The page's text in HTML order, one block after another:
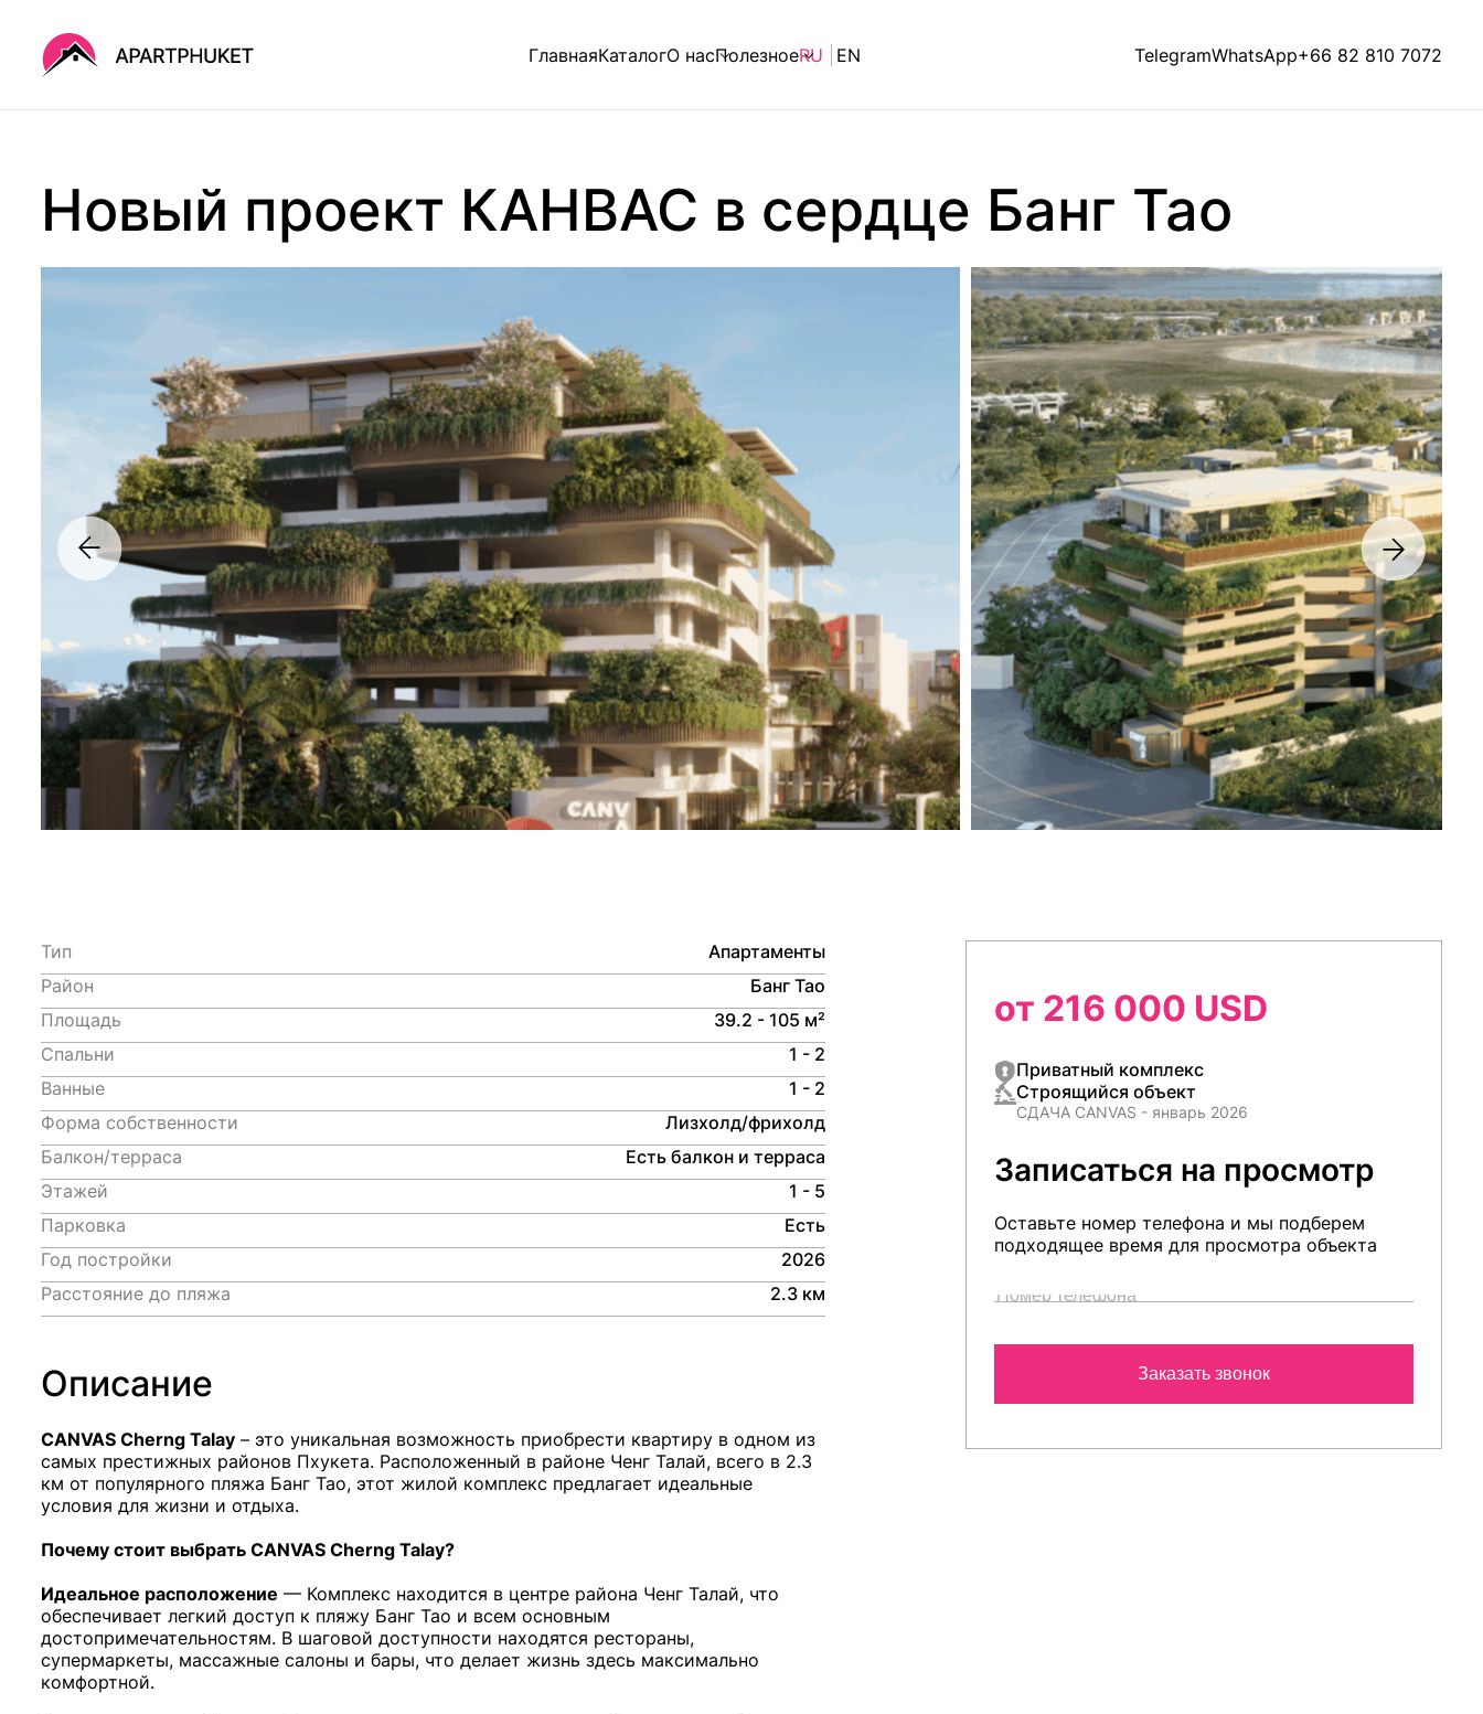
ГлавнаяКаталогО насПолезноеRU EN TelegramWhatsApp+66 82 810 7072
Управление
Контакты
ЧаВо
Новый проект КАНВАС в сердце Банг Тао
Тип
Апартаменты
Район
Банг Тао
Площадь
39.2 - 105 м²
Спальни
1 - 2
Ванные
1 - 2
Форма собственности
Лизхолд/фрихолд
Балкон/терраса
Есть балкон и терраса
Этажей
1 - 5
Парковка
Есть
Год постройки
2026
Расстояние до пляжа
2.3 км
Описание
CANVAS Cherng Talay – это уникальная возможность приобрести квартиру в одном из
самых престижных районов Пхукета. Расположенный в районе Ченг Талай, всего в 2.3
км от популярного пляжа Банг Тао, этот жилой комплекс предлагает идеальные
условия для жизни и отдыха.
Почему стоит выбрать CANVAS Cherng Talay?
Идеальное расположение — Комплекс находится в центре района Ченг Талай, что
обеспечивает легкий доступ к пляжу Банг Тао и всем основным
достопримечательностям. В шаговой доступности находятся рестораны,
супермаркеты, массажные салоны и бары, что делает жизнь здесь максимально
комфортной.
от 216 000 USD
Приватный комплекс
Строящийся объект
СДАЧА CANVAS - январь 2026
Записаться на просмотр
Оставьте номер телефона и мы подберем
подходящее время для просмотра объекта
Заказать звонок